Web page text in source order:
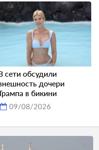
сети обсудили
дочери
в бикини
09/08/2026